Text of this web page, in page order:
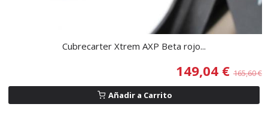
Cubrecarter Xtrem AXP Beta rojo...
149,04 € 165,60 €
Añadir a Carrito